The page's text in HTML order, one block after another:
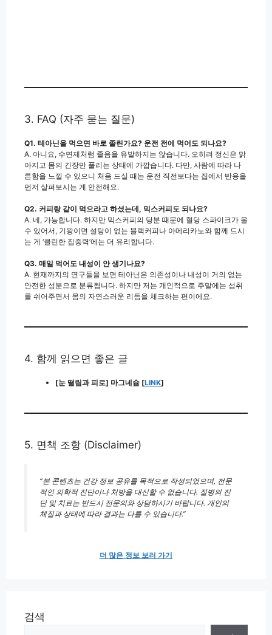
3. FAQ (자주 묻는 질문)
Q1. 테아닌을 먹으면 바로 졸린가요? 운전 전에 먹어도 되나요?
A. 아니요, 수면제처럼 졸음을 유발하지는 않습니다. 오히려 정신은 맑
아지고 몸의 긴장만 풀리는 상태에 가깝습니다. 다만, 사람에 따라 나
른함을 느낄 수 있으니 처음 드실 때는 운전 직전보다는 집에서 반응을
먼저 살펴보시는 게 안전해요.
Q2. 커피랑 같이 먹으라고 하셨는데, 믹스커피도 되나요?
A. 네, 가능합니다. 하지만 믹스커피의 당분 때문에 혈당 스파이크가 올
수 있어서, 기왕이면 설탕이 없는 블랙커피나 아메리카노와 함께 드시
는 게 ‘클린한 집중력’에는 더 유리합니다.
Q3. 매일 먹어도 내성이 안 생기나요?
A. 현재까지의 연구들을 보면 테아닌은 의존성이나 내성이 거의 없는
안전한 성분으로 분류됩니다. 하지만 저는 개인적으로 주말에는 섭취
를 쉬어주면서 몸의 자연스러운 리듬을 체크하는 편이에요.
4. 함께 읽으면 좋은 글
[눈 떨림과 피로] 마그네슘 [LINK]
5. 면책 조항 (Disclaimer)
“본 콘텐츠는 건강 정보 공유를 목적으로 작성되었으며, 전문
적인 의학적 진단이나 처방을 대신할 수 없습니다. 질병의 진
단 및 치료는 반드시 전문의와 상담하시기 바랍니다. 개인의
체질과 상태에 따라 결과는 다를 수 있습니다.”
더 많은 정보 보러 가기
검색